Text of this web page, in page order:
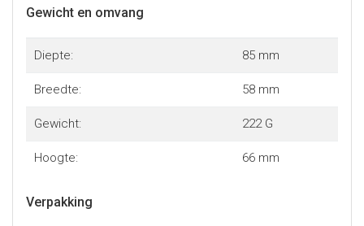
Gewicht en omvang
Diepte: 85 mm
Breedte: 58 mm
Gewicht: 222 G
Hoogte: 66 mm
Verpakking